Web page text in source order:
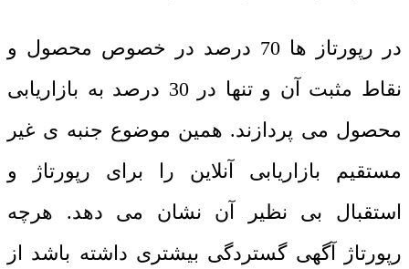
در رپورتاز ها 70 درصد در خصوص محصول و
نقاط مثبت آن و تنها در 30 درصد به بازاریابی
محصول می پردازند. همین موضوع جنبه ی غیر
مستقیم بازاریابی آنلاین را برای رپورتاژ و
استقبال بی نظیر آن نشان می دهد. هرچه
رپورتاژ آگهی گستردگی بیشتری داشته باشد از